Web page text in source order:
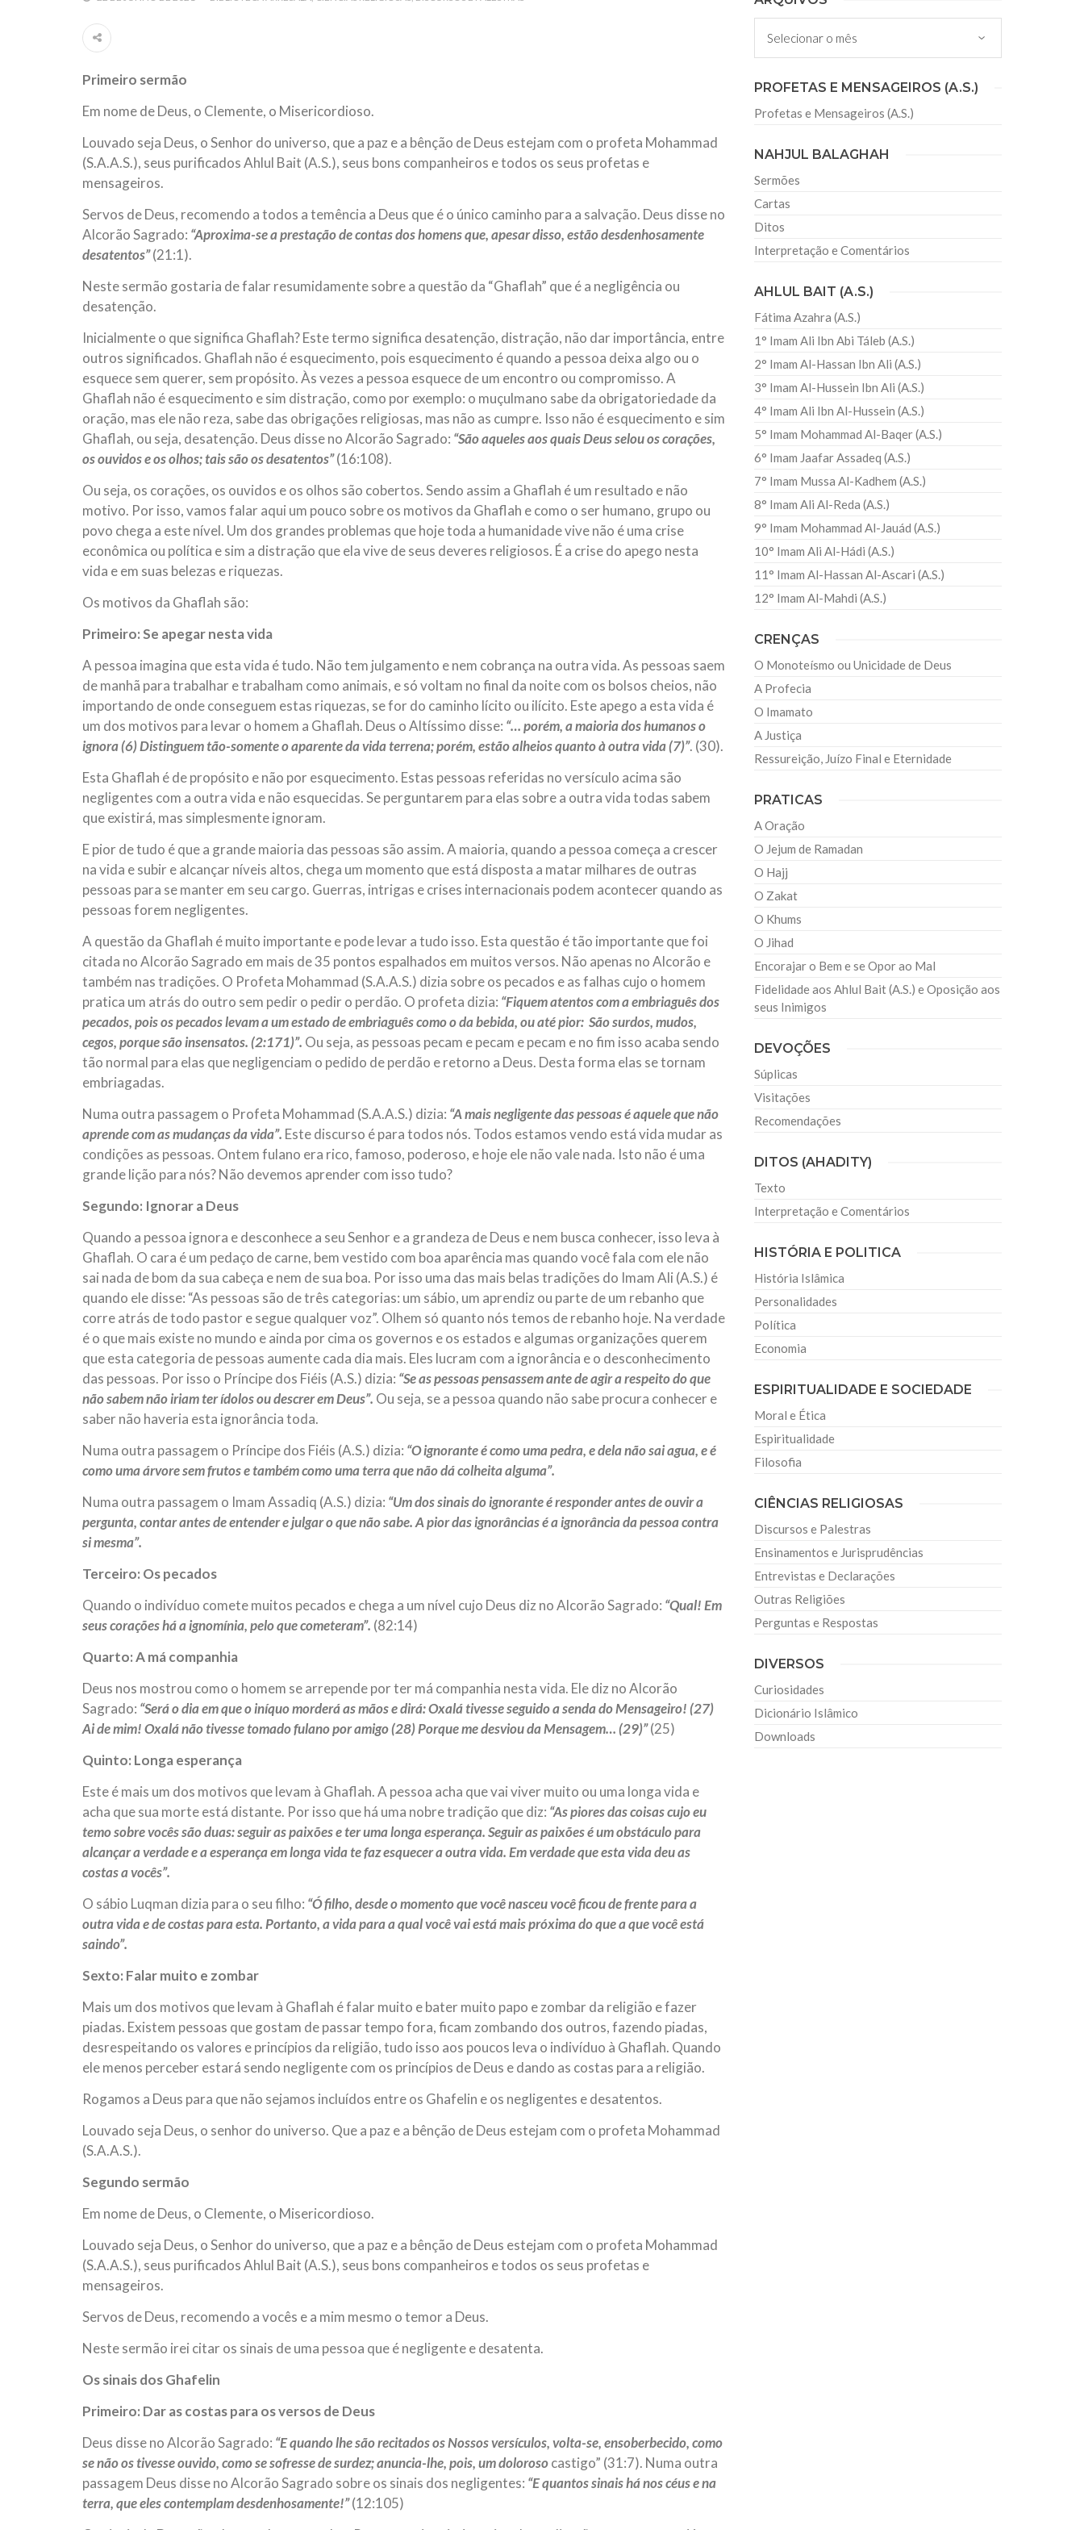
Hejrita. Desejamos a todos os irmãos e irmãs um novo
10 DE NOVEMBRO DE 2013
Em nome de Deus, o Clemente, o Misericordioso! Diante da data em que
Hussein Ibn Ali Ibn Abi Táleb (A.S.), conhecido por “Zein Al-Ábidin” (Formosura
Centro Islâmico no Brasil recebe o ex-ministro das
Relações Exteriores da República Islâmica do Irã
Na noite da quinta-feira, 03 de Abril, o Centro Islâmico no Brasil recebeu em sua
sede, em São Paulo, o ex-ministro das Relações Exteriores da República Islâmica
do Irã, Sr. Kamal Kharrazi, que encontra-se visitando
Primeiro sermão
Em nome de Deus, o Clemente, o Misericordioso.
Louvado seja Deus, o Senhor do universo, que a paz e a bênção de Deus estejam com o profeta Mohammad
(S.A.A.S.), seus purificados Ahlul Bait (A.S.), seus bons companheiros e todos os seus profetas e
mensageiros.
Servos de Deus, recomendo a todos a temência a Deus que é o único caminho para a salvação. Deus disse no
Alcorão Sagrado: “Aproxima-se a prestação de contas dos homens que, apesar disso, estão desdenhosamente
desatentos”(21:1).
Neste sermão gostaria de falar resumidamente sobre a questão da “Ghaflah” que é a negligência ou
desatenção.
Inicialmente o que significa Ghaflah? Este termo significa desatenção, distração, não dar importância, entre
outros significados. Ghaflah não é esquecimento, pois esquecimento é quando a pessoa deixa algo ou o
esquece sem querer, sem propósito. Às vezes a pessoa esquece de um encontro ou compromisso. A
Ghaflah não é esquecimento e sim distração, como por exemplo: o muçulmano sabe da obrigatoriedade da
oração, mas ele não reza, sabe das obrigações religiosas, mas não as cumpre. Isso não é esquecimento e sim
Ghaflah, ou seja, desatenção. Deus disse no Alcorão Sagrado: “São aqueles aos quais Deus selou os corações,
os ouvidos e os olhos; tais são os desatentos”(16:108).
Ou seja, os corações, os ouvidos e os olhos são cobertos. Sendo assim a Ghaflah é um resultado e não
motivo. Por isso, vamos falar aqui um pouco sobre os motivos da Ghaflah e como o ser humano, grupo ou
povo chega a este nível. Um dos grandes problemas que hoje toda a humanidade vive não é uma crise
econômica ou política e sim a distração que ela vive de seus deveres religiosos. É a crise do apego nesta
vida e em suas belezas e riquezas.
Os motivos da Ghaflah são:
Primeiro: Se apegar nesta vida
A pessoa imagina que esta vida é tudo. Não tem julgamento e nem cobrança na outra vida. As pessoas saem
de manhã para trabalhar e trabalham como animais, e só voltam no final da noite com os bolsos cheios, não
importando de onde conseguem estas riquezas, se for do caminho lícito ou ilícito. Este apego a esta vida é
um dos motivos para levar o homem a Ghaflah. Deus o Altíssimo disse: “… porém, a maioria dos humanos o
ignora (6) Distinguem tão-somente o aparente da vida terrena; porém, estão alheios quanto à outra vida (7)”. (30).
Esta Ghaflah é de propósito e não por esquecimento. Estas pessoas referidas no versículo acima são
negligentes com a outra vida e não esquecidas. Se perguntarem para elas sobre a outra vida todas sabem
que existirá, mas simplesmente ignoram.
E pior de tudo é que a grande maioria das pessoas são assim. A maioria, quando a pessoa começa a crescer
na vida e subir e alcançar níveis altos, chega um momento que está disposta a matar milhares de outras
pessoas para se manter em seu cargo. Guerras, intrigas e crises internacionais podem acontecer quando as
pessoas forem negligentes.
A questão da Ghaflah é muito importante e pode levar a tudo isso. Esta questão é tão importante que foi
citada no Alcorão Sagrado em mais de 35 pontos espalhados em muitos versos. Não apenas no Alcorão e
também nas tradições. O Profeta Mohammad (S.A.A.S.) dizia sobre os pecados e as falhas cujo o homem
pratica um atrás do outro sem pedir o pedir o perdão. O profeta dizia: “Fiquem atentos com a embriaguês dos
pecados, pois os pecados levam a um estado de embriaguês como o da bebida, ou até pior: São surdos, mudos,
cegos, porque são insensatos. (2:171)”. Ou seja, as pessoas pecam e pecam e pecam e no fim isso acaba sendo
tão normal para elas que negligenciam o pedido de perdão e retorno a Deus. Desta forma elas se tornam
embriagadas.
Numa outra passagem o Profeta Mohammad (S.A.A.S.) dizia: “A mais negligente das pessoas é aquele que não
aprende com as mudanças da vida”. Este discurso é para todos nós. Todos estamos vendo está vida mudar as
condições as pessoas. Ontem fulano era rico, famoso, poderoso, e hoje ele não vale nada. Isto não é uma
grande lição para nós? Não devemos aprender com isso tudo?
Segundo: Ignorar a Deus
Quando a pessoa ignora e desconhece a seu Senhor e a grandeza de Deus e nem busca conhecer, isso leva à
Ghaflah. O cara é um pedaço de carne, bem vestido com boa aparência mas quando você fala com ele não
sai nada de bom da sua cabeça e nem de sua boa. Por isso uma das mais belas tradições do Imam Ali (A.S.) é
quando ele disse: “As pessoas são de três categorias: um sábio, um aprendiz ou parte de um rebanho que
corre atrás de todo pastor e segue qualquer voz”. Olhem só quanto nós temos de rebanho hoje. Na verdade
é o que mais existe no mundo e ainda por cima os governos e os estados e algumas organizações querem
que esta categoria de pessoas aumente cada dia mais. Eles lucram com a ignorância e o desconhecimento
das pessoas. Por isso o Príncipe dos Fiéis (A.S.) dizia: “Se as pessoas pensassem ante de agir a respeito do que
não sabem não iriam ter ídolos ou descrer em Deus”. Ou seja, se a pessoa quando não sabe procura conhecer e
saber não haveria esta ignorância toda.
Numa outra passagem o Príncipe dos Fiéis (A.S.) dizia: “O ignorante é como uma pedra, e dela não sai agua, e é
como uma árvore sem frutos e também como uma terra que não dá colheita alguma”.
Numa outra passagem o Imam Assadiq (A.S.) dizia: “Um dos sinais do ignorante é responder antes de ouvir a
pergunta, contar antes de entender e julgar o que não sabe. A pior das ignorâncias é a ignorância da pessoa contra
si mesma”.
Terceiro: Os pecados
Quando o indivíduo comete muitos pecados e chega a um nível cujo Deus diz no Alcorão Sagrado: “Qual! Em
seus corações há a ignomínia, pelo que cometeram”. (82:14)
Quarto: A má companhia
Deus nos mostrou como o homem se arrepende por ter má companhia nesta vida. Ele diz no Alcorão
Sagrado: “Será o dia em que o iníquo morderá as mãos e dirá: Oxalá tivesse seguido a senda do Mensageiro! (27)
Ai de mim! Oxalá não tivesse tomado fulano por amigo (28) Porque me desviou da Mensagem… (29)”(25)
Quinto: Longa esperança
Este é mais um dos motivos que levam à Ghaflah. A pessoa acha que vai viver muito ou uma longa vida e
acha que sua morte está distante. Por isso que há uma nobre tradição que diz: “As piores das coisas cujo eu
temo sobre vocês são duas: seguir as paixões e ter uma longa esperança. Seguir as paixões é um obstáculo para
alcançar a verdade e a esperança em longa vida te faz esquecer a outra vida. Em verdade que esta vida deu as
costas a vocês”.
O sábio Luqman dizia para o seu filho: “Ó filho, desde o momento que você nasceu você ficou de frente para a
outra vida e de costas para esta. Portanto, a vida para a qual você vai está mais próxima do que a que você está
saindo”.
Sexto: Falar muito e zombar
Mais um dos motivos que levam à Ghaflah é falar muito e bater muito papo e zombar da religião e fazer
piadas. Existem pessoas que gostam de passar tempo fora, ficam zombando dos outros, fazendo piadas,
desrespeitando os valores e princípios da religião, tudo isso aos poucos leva o indivíduo à Ghaflah. Quando
ele menos perceber estará sendo negligente com os princípios de Deus e dando as costas para a religião.
Rogamos a Deus para que não sejamos incluídos entre os Ghafelin e os negligentes e desatentos.
Louvado seja Deus, o senhor do universo. Que a paz e a bênção de Deus estejam com o profeta Mohammad
(S.A.A.S.).
Segundo sermão
Em nome de Deus, o Clemente, o Misericordioso.
Louvado seja Deus, o Senhor do universo, que a paz e a bênção de Deus estejam com o profeta Mohammad
(S.A.A.S.), seus purificados Ahlul Bait (A.S.), seus bons companheiros e todos os seus profetas e
mensageiros.
Servos de Deus, recomendo a vocês e a mim mesmo o temor a Deus.
Neste sermão irei citar os sinais de uma pessoa que é negligente e desatenta.
Os sinais dos Ghafelin
Primeiro: Dar as costas para os versos de Deus
Deus disse no Alcorão Sagrado: “E quando lhe são recitados os Nossos versículos, volta-se, ensoberbecido, como
se não os tivesse ouvido, como se sofresse de surdez; anuncia-lhe, pois, um dolorosocastigo” (31:7). Numa outra
passagem Deus disse no Alcorão Sagrado sobre os sinais dos negligentes: “E quantos sinais há nos céus e na
terra, que eles contemplam desdenhosamente!”(12:105)
Arquivos
PROFETAS E MENSAGEIROS (A.S.)
Profetas e Mensageiros (A.S.)
NAHJUL BALAGHAH
Sermões
Cartas
Ditos
Interpretação e Comentários
AHLUL BAIT (A.S.)
Fátima Azahra (A.S.)
1° Imam Ali Ibn Abi Táleb (A.S.)
2° Imam Al-Hassan Ibn Ali (A.S.)
3° Imam Al-Hussein Ibn Ali (A.S.)
4° Imam Ali Ibn Al-Hussein (A.S.)
5° Imam Mohammad Al-Baqer (A.S.)
6° Imam Jaafar Assadeq (A.S.)
7° Imam Mussa Al-Kadhem (A.S.)
8° Imam Ali Al-Reda (A.S.)
9° Imam Mohammad Al-Jauád (A.S.)
10° Imam Ali Al-Hádi (A.S.)
11° Imam Al-Hassan Al-Ascari (A.S.)
12° Imam Al-Mahdi (A.S.)
CRENÇAS
O Monoteísmo ou Unicidade de Deus
A Profecia
O Imamato
A Justiça
Ressureição, Juízo Final e Eternidade
PRATICAS
A Oração
O Jejum de Ramadan
O Hajj
O Zakat
O Khums
O Jihad
Encorajar o Bem e se Opor ao Mal
Fidelidade aos Ahlul Bait (A.S.) e Oposição aos
seus Inimigos
DEVOÇÕES
Súplicas
Visitações
Recomendações
DITOS (AHADITY)
Texto
Interpretação e Comentários
HISTÓRIA E POLITICA
História Islâmica
Personalidades
Política
Economia
ESPIRITUALIDADE E SOCIEDADE
Moral e Ética
Espiritualidade
Filosofia
CIÊNCIAS RELIGIOSAS
Discursos e Palestras
Ensinamentos e Jurisprudências
Entrevistas e Declarações
Outras Religiões
Perguntas e Respostas
DIVERSOS
Curiosidades
Dicionário Islâmico
Downloads